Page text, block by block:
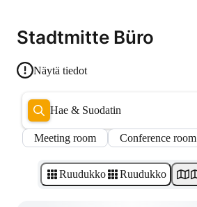
Stadtmitte Büro
Näytä tiedot
Hae & Suodatin
Meeting room Conference room
Ruudukko Ruudukko